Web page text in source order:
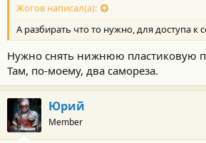
Жогов написал(а):
А разбирать что то нужно, для доступа к
Нужно снять нижнюю пластиковую
Там, по-моему, два самореза.
Юрий
Member